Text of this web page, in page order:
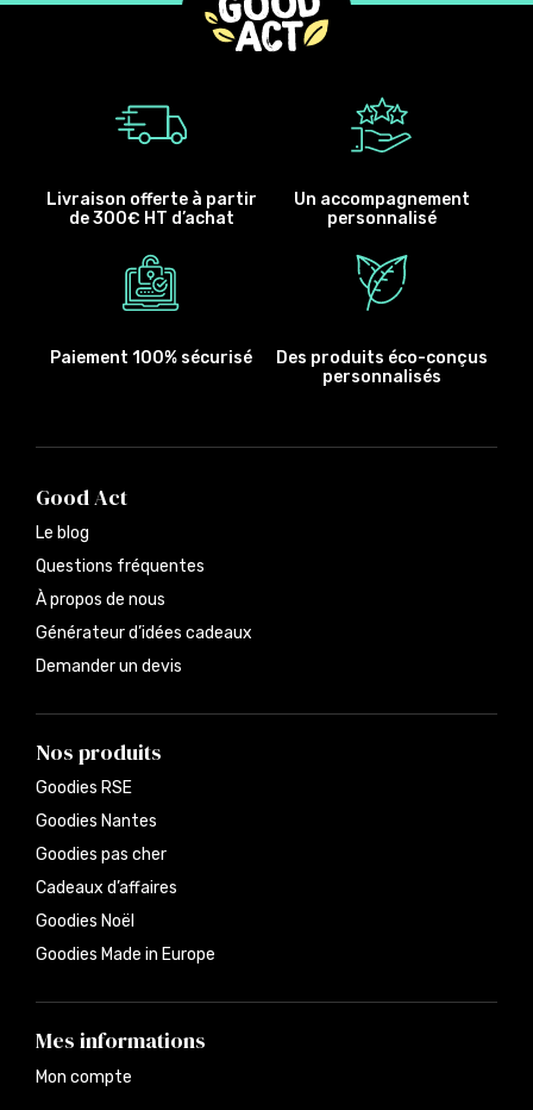
Livraison offerte à partir
de 300€ HT d’achat
Un accompagnement
personnalisé
Paiement 100% sécurisé
Des produits éco-conçus
personnalisés
Good Act
Le blog
Questions fréquentes
À propos de nous
Générateur d’idées cadeaux
Demander un devis
Nos produits
Goodies RSE
Goodies Nantes
Goodies pas cher
Cadeaux d’affaires
Goodies Noël
Goodies Made in Europe
Mes informations
Mon compte